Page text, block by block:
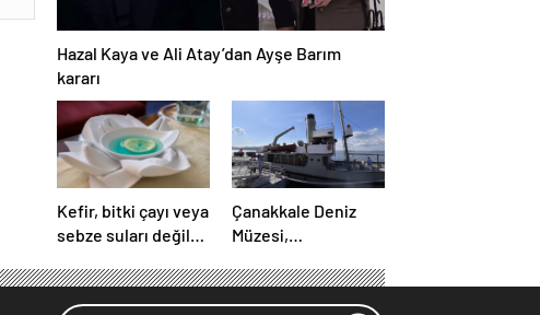
Hazal Kaya ve Ali Atay’dan Ayşe Barım
kararı
Kefir, bitki çayı veya
sebze suları değil:
önerdiği en sağlıklı
içecek
Çanakkale Deniz
Müzesi,
yolculuğa çıkarıyor